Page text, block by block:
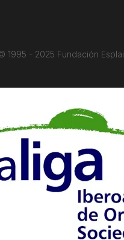
1995 - 2025 Fundación Esplai